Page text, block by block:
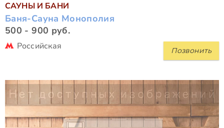
САУНЫ И БАНИ
Баня-Сауна Монополия
500 - 900 руб.
Позвонить
Российская